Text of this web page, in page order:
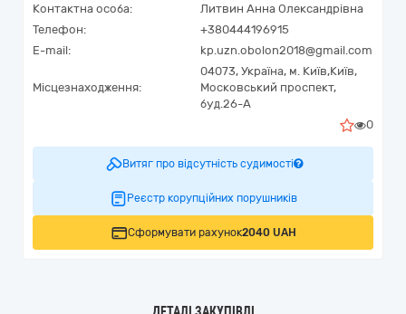
Контактна особа:
Литвин Анна Олександрівна
Телефон:
+380444196915
E-mail:
kp.uzn.obolon2018@gmail.com
Місцезнаходження:
04073, Україна, м. Київ,Київ,
Московський проспект,
буд.26-А
0
Витяг про відсутність судимості
Реєстр корупційних порушників
Сформувати рахунок2040 UAH